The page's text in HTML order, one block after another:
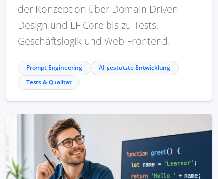
der Konzeption über Domain Driven
Design und EF Core bis zu Tests,
Geschäftslogik und Web-Frontend.
Prompt Engineering
AI-gestützte Entwicklung
Tests & Qualität